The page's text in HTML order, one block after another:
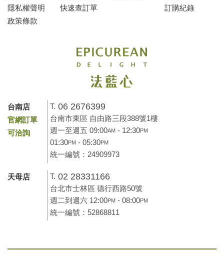
隱私權聲明
政策條款
快速查訂單
訂購紀錄
台南店
官網訂單
可洽詢
T. 06 2676399
台南市東區 自由路三段388號1樓
週一至週五 09:00AM - 12:30PM
01:30PM - 05:30PM
統一編號：24909973
天母店 T. 02 28331166
台北市士林區 德行西路50號
週二到週六 12:00PM - 08:00PM
統一編號：52868811